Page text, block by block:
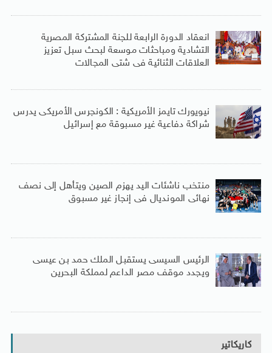
انعقاد الدورة الرابعة للجنة المشتركة المصرية
التشادية ومباحثات موسعة لبحث سبل تعزيز
العلاقات الثنائية فى شتى المجالات
نيويورك تايمز الأمريكية : الكونجرس الأمريكى يدرس
شراكة دفاعية غير مسبوقة مع إسرائيل
منتخب ناشئات اليد يهزم الصين ويتأهل إلى نصف
نهائى المونديال فى إنجاز غير مسبوق
الرئيس السيسى يستقبل الملك حمد بن عيسى
ويجدد موقف مصر الداعم لمملكة البحرين
كاريكاتير